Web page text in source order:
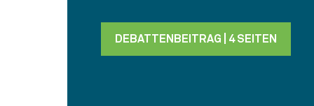
DEBATTENBEITRAG | 4 SEITEN